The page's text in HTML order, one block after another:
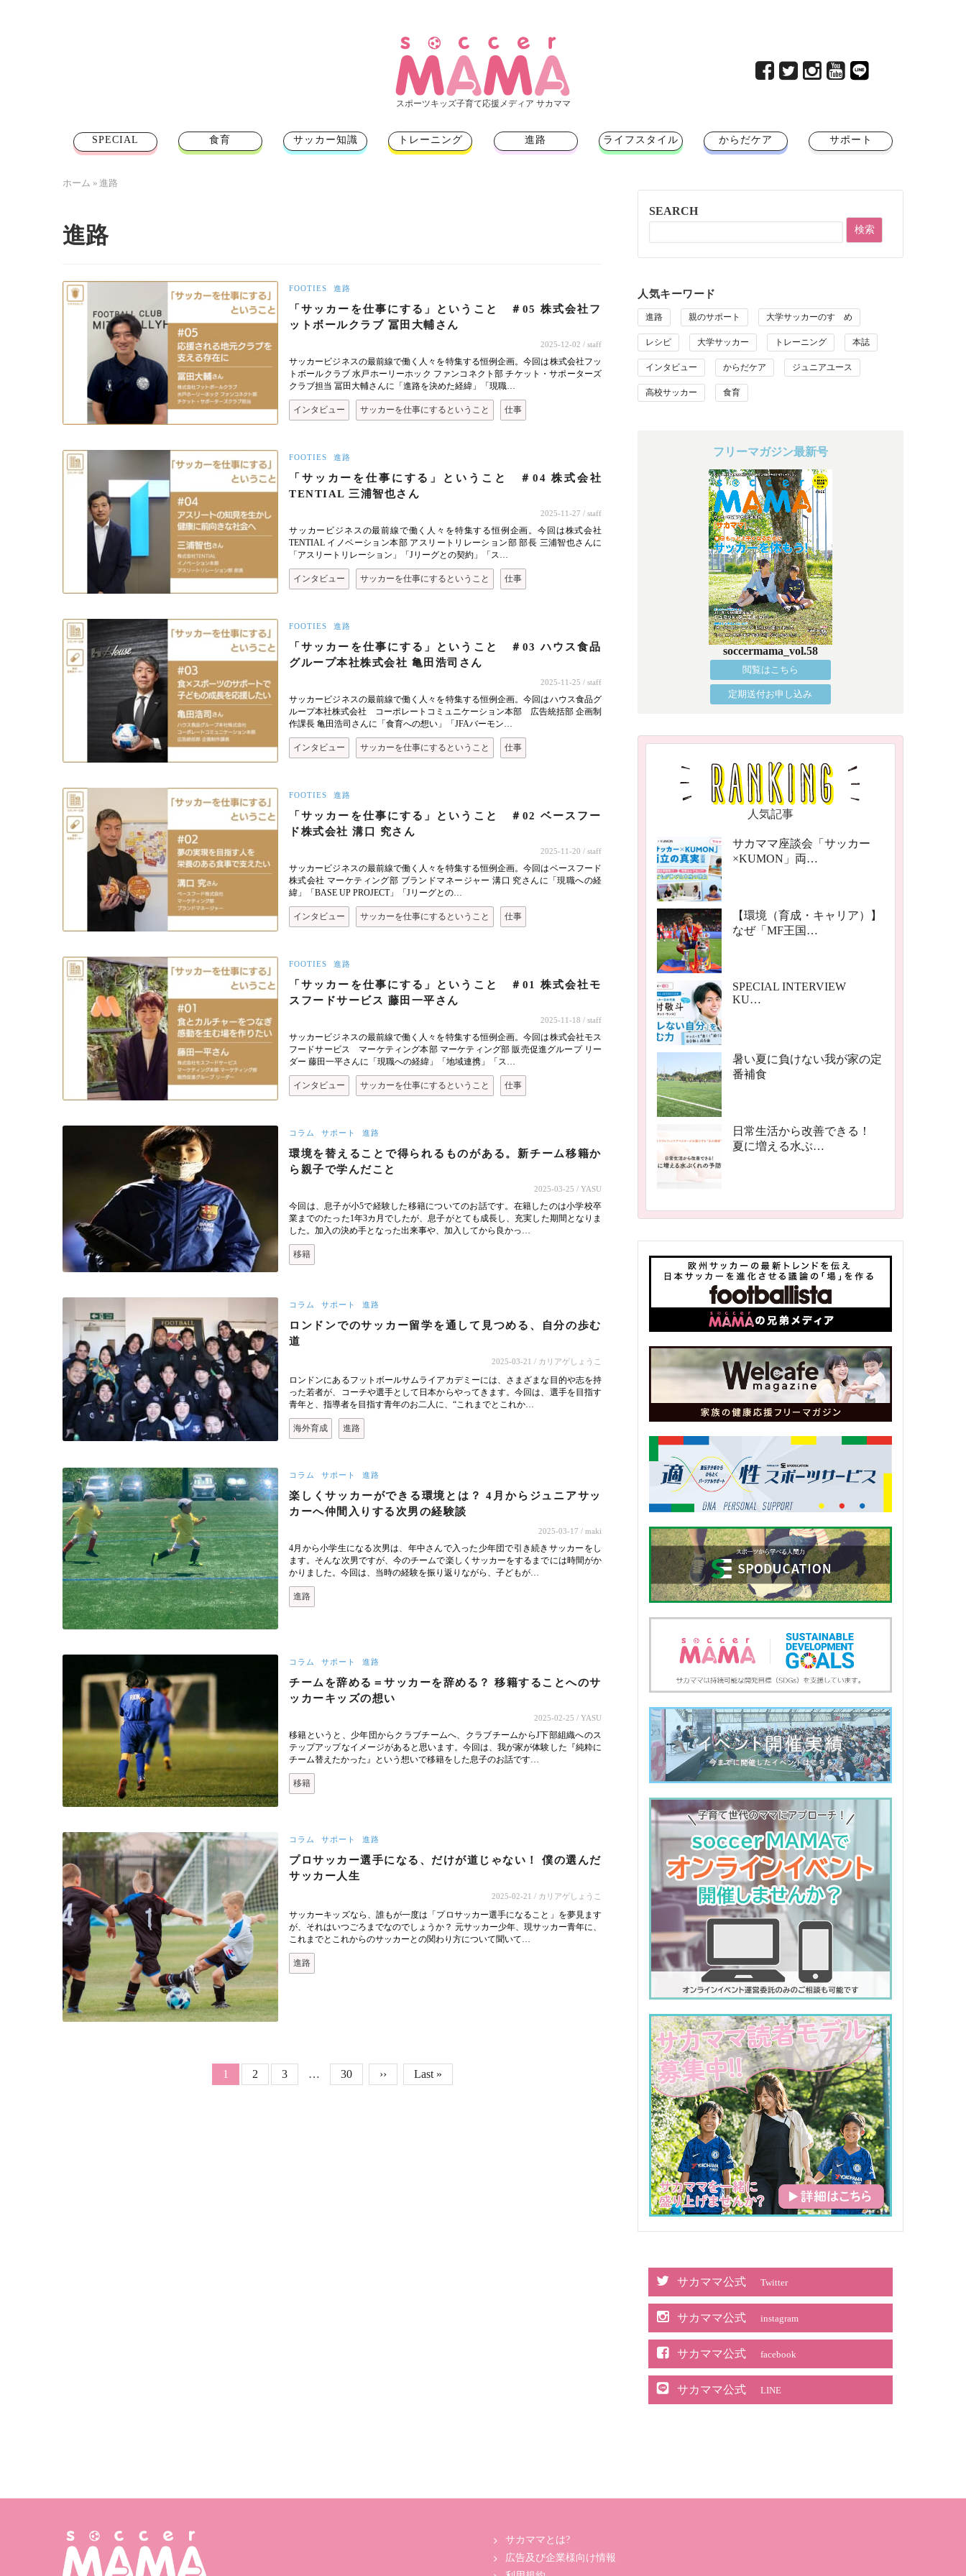
スポーツキッズ子育て応援メディア サカママ
SPECIAL 食育 サッカー知識 トレーニング 進路 ライフスタイル からだケア サポート
ホーム » 進路
進路
FOOTIES 進路
「サッカーを仕事にする」ということ ＃05 株式会社フ
ットボールクラブ 冨田大輔さん
2025-12-02 / staff
サッカービジネスの最前線で働く人々を特集する恒例企画。今回は株式会社フッ
トボールクラブ 水戸ホーリーホック ファンコネクト部 チケット・サポーターズ
クラブ担当 冨田大輔さんに「進路を決めた経緯」「現職…
インタビュー サッカーを仕事にするということ 仕事
FOOTIES 進路
「サッカーを仕事にする」ということ ＃04 株式会社
TENTIAL 三浦智也さん
2025-11-27 / staff
サッカービジネスの最前線で働く人々を特集する恒例企画。今回は株式会社
TENTIAL イノベーション本部 アスリートリレーション部 部長 三浦智也さんに
「アスリートリレーション」「Jリーグとの契約」「ス…
インタビュー サッカーを仕事にするということ 仕事
FOOTIES 進路
「サッカーを仕事にする」ということ ＃03 ハウス食品
グループ本社株式会社 亀田浩司さん
2025-11-25 / staff
サッカービジネスの最前線で働く人々を特集する恒例企画。今回はハウス食品グ
ループ本社株式会社 コーポレートコミュニケーション本部 広告統括部 企画制
作課長 亀田浩司さんに「食育への想い」「JFAバーモン…
インタビュー サッカーを仕事にするということ 仕事
FOOTIES 進路
「サッカーを仕事にする」ということ ＃02 ベースフー
ド株式会社 溝口 究さん
2025-11-20 / staff
サッカービジネスの最前線で働く人々を特集する恒例企画。今回はベースフード
株式会社 マーケティング部 ブランドマネージャー 溝口 究さんに「現職への経
緯」「BASE UP PROJECT」「Jリーグとの…
インタビュー サッカーを仕事にするということ 仕事
FOOTIES 進路
「サッカーを仕事にする」ということ ＃01 株式会社モ
スフードサービス 藤田一平さん
2025-11-18 / staff
サッカービジネスの最前線で働く人々を特集する恒例企画。今回は株式会社モス
フードサービス マーケティング本部 マーケティング部 販売促進グループ リー
ダー 藤田一平さんに「現職への経緯」「地域連携」「ス…
インタビュー サッカーを仕事にするということ 仕事
コラム サポート 進路
環境を替えることで得られるものがある。新チーム移籍か
ら親子で学んだこと
2025-03-25 / YASU
今回は、息子が小5で経験した移籍についてのお話です。在籍したのは小学校卒
業までのたった1年3カ月でしたが、息子がとても成長し、充実した期間となりま
した。加入の決め手となった出来事や、加入してから良かっ…
移籍
コラム サポート 進路
ロンドンでのサッカー留学を通して見つめる、自分の歩む
道
2025-03-21 / カリアゲしょうこ
ロンドンにあるフットボールサムライアカデミーには、さまざまな目的や志を持
った若者が、コーチや選手として日本からやってきます。今回は、選手を目指す
青年と、指導者を目指す青年のお二人に、“これまでとこれか…
海外育成 進路
コラム サポート 進路
楽しくサッカーができる環境とは？ 4月からジュニアサッ
カーへ仲間入りする次男の経験談
2025-03-17 / maki
4月から小学生になる次男は、年中さんで入った少年団で引き続きサッカーをし
ます。そんな次男ですが、今のチームで楽しくサッカーをするまでには時間がか
かりました。今回は、当時の経験を振り返りながら、子どもが…
進路
コラム サポート 進路
チームを辞める＝サッカーを辞める？ 移籍することへのサ
ッカーキッズの想い
2025-02-25 / YASU
移籍というと、少年団からクラブチームへ、クラブチームからJ下部組織へのス
テップアップなイメージがあると思います。今回は、我が家が体験した『純粋に
チーム替えたかった』という想いで移籍をした息子のお話です…
移籍
コラム サポート 進路
プロサッカー選手になる、だけが道じゃない！ 僕の選んだ
サッカー人生
2025-02-21 / カリアゲしょうこ
サッカーキッズなら、誰もが一度は「プロサッカー選手になること」を夢見ます
が、それはいつごろまでなのでしょうか？ 元サッカー少年、現サッカー青年に、
これまでとこれからのサッカーとの関わり方について聞いて…
進路
ページ送り
カレントページ
1 Page
2 Page
3 … Page
30 次ページ
›› 最終ページ
Last »
SEARCH
人気キーワード
進路 親のサポート 大学サッカーのすゝめ
レシピ 大学サッカー トレーニング 本誌
インタビュー からだケア ジュニアユース
高校サッカー 食育
フリーマガジン最新号
soccermama_vol.58
閲覧はこちら
定期送付お申し込み
人気記事
サカママ座談会「サッカー
×KUMON」両…
【環境（育成・キャリア）】
なぜ「MF王国…
SPECIAL INTERVIEW
KU…
暑い夏に負けない我が家の定
番補食
日常生活から改善できる！
夏に増える水ぶ…
サカママ公式 Twitter
サカママ公式 instagram
サカママ公式 facebook
サカママ公式 LINE
サカママとは?
広告及び企業様向け情報